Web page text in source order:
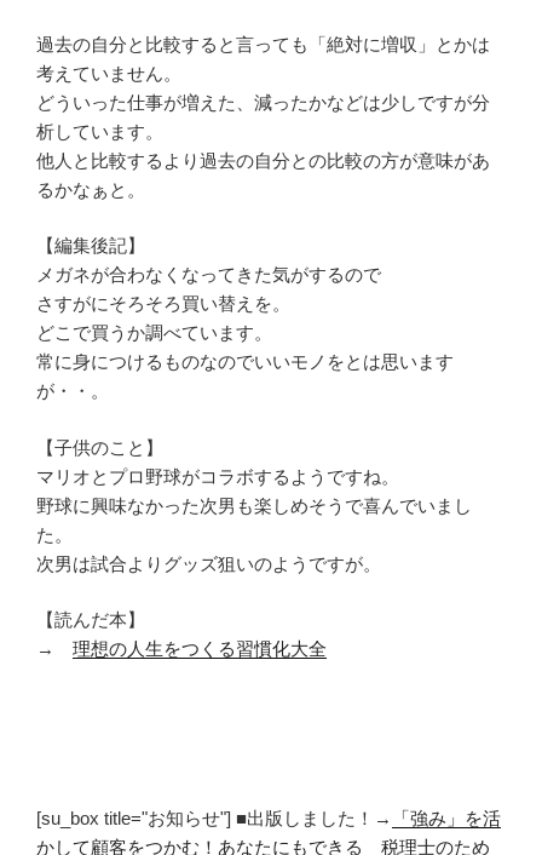
過去の自分と比較すると言っても「絶対に増収」とかは
考えていません。
どういった仕事が増えた、減ったかなどは少しですが分
析しています。
他人と比較するより過去の自分との比較の方が意味があ
るかなぁと。
【編集後記】
メガネが合わなくなってきた気がするので
さすがにそろそろ買い替えを。
どこで買うか調べています。
常に身につけるものなのでいいモノをとは思います
が・・。
【子供のこと】
マリオとプロ野球がコラボするようですね。
野球に興味なかった次男も楽しめそうで喜んでいまし
た。
次男は試合よりグッズ狙いのようですが。
【読んだ本】
→ 理想の人生をつくる習慣化大全
[su_box title="お知らせ"] ■出版しました！→
「強み」を活
かして顧客をつかむ！あなたにもできる 税理士のため